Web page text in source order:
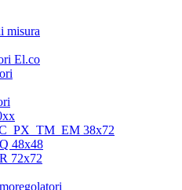
misura
El.co
38x72
48x48
72x72